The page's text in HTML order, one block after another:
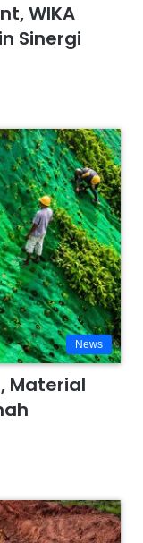
WIKA
Sinergi
News
Material